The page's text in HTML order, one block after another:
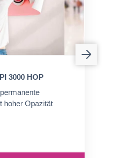
3000 HOP
hoher Opazität